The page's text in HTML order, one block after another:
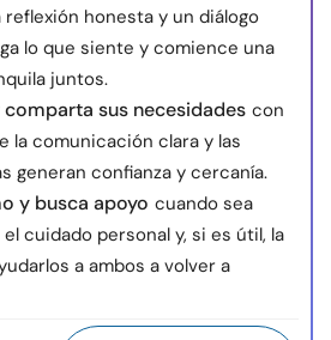
honesta y un diálogo
lo que siente y comience una
juntos.
comparta sus necesidades con
la comunicación clara y las
generan confianza y cercanía.
y busca apoyo cuando sea
cuidado personal y, si es útil, la
a ambos a volver a